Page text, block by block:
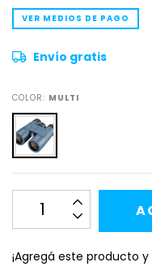
VER MEDIOS DE PAGO
Envío gratis
COLOR: MULTI
¡Agregá este producto y